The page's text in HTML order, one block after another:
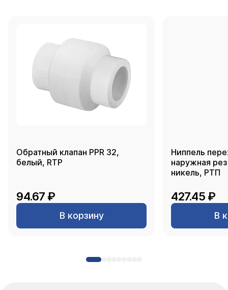
Обратный клапан PPR 32,
белый, RTP
94.67 ₽
В корзину
Ниппель
наружная
никель, РТП
427.45 ₽
В